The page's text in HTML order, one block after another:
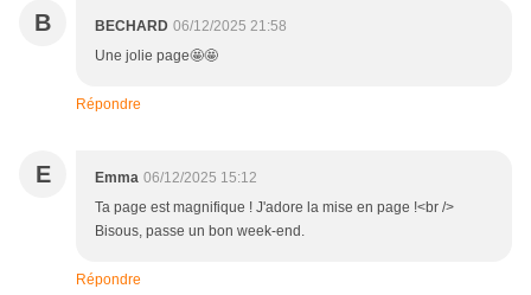
B BECHARD 06/12/2025 21:58
Une jolie page🤩🤩
Répondre
E Emma 06/12/2025 15:12
Ta page est magnifique ! J'adore la mise en page !<br />
Bisous, passe un bon week-end.
Répondre